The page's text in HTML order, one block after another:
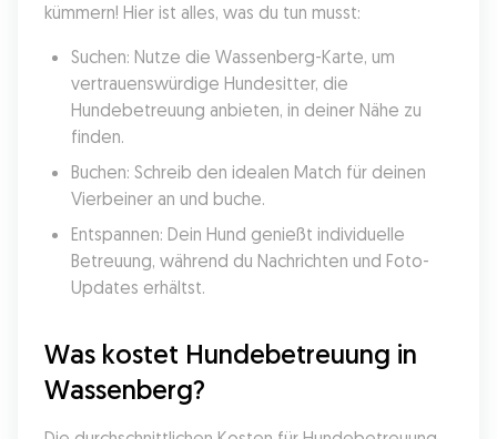
kümmern! Hier ist alles, was du tun musst:
Suchen: Nutze die Wassenberg-Karte, um
vertrauenswürdige Hundesitter, die
Hundebetreuung anbieten, in deiner Nähe zu
finden.
Buchen: Schreib den idealen Match für deinen
Vierbeiner an und buche.
Entspannen: Dein Hund genießt individuelle
Betreuung, während du Nachrichten und Foto-
Updates erhältst.
Was kostet Hundebetreuung in
Wassenberg?